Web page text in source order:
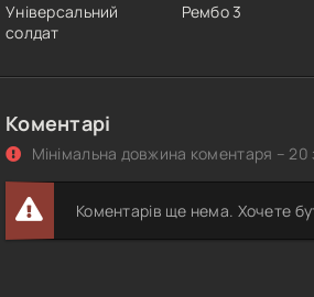
Універсальний
солдат
Рембо 3
Коментарі
Мінімальна довжина коментаря –
Коментарів ще нема. Хочете